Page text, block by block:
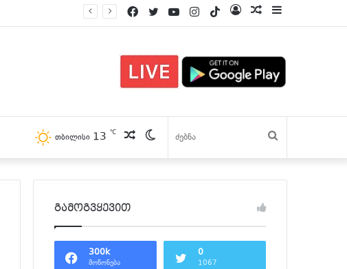
Sidebar
პოსტები
Log
TikTok
Instagram
YouTube
Twitter
Facebook
ძებნა
Switch
skin
პოსტები
თბილისი 13 ℃
გამოგვყევით
300k
მოწონება
0
1067